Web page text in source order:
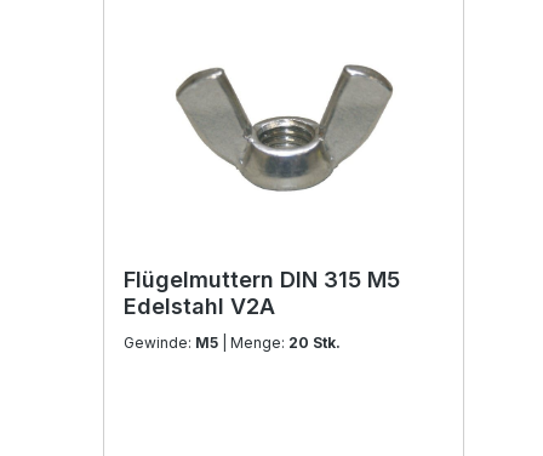
Flügelmuttern DIN 315 M5
Edelstahl V2A
Gewinde: M5 | Menge: 20 Stk.